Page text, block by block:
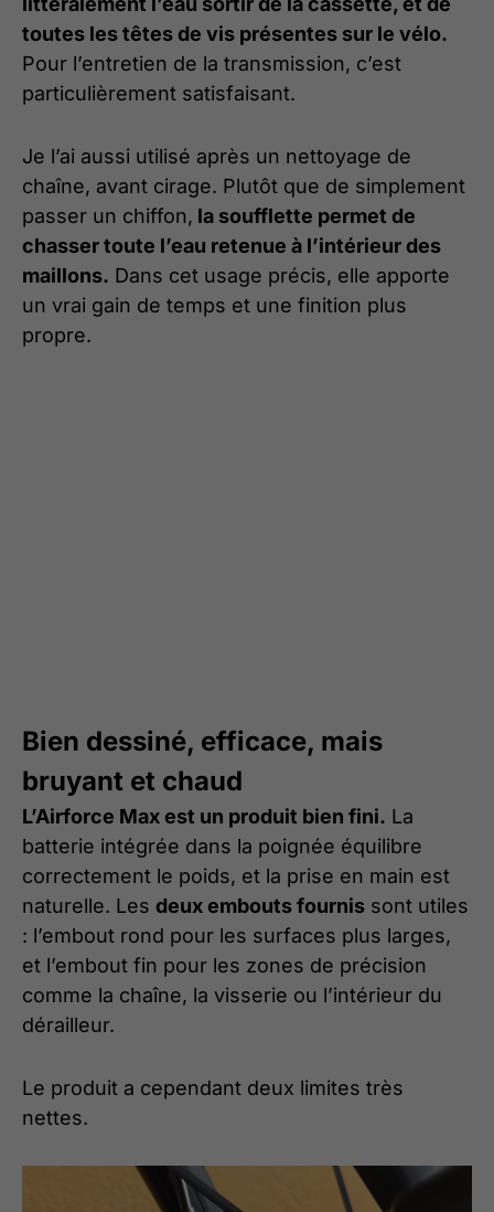
toutes les têtes de vis présentes sur le vélo.
Pour l’entretien de la transmission, c’est
particulièrement satisfaisant.
Je l’ai aussi utilisé après un nettoyage de
chaîne, avant cirage. Plutôt que de simplement
passer un chiffon, la soufflette permet de
chasser toute l’eau retenue à l’intérieur des
maillons. Dans cet usage précis, elle apporte
un vrai gain de temps et une finition plus
propre.
Bien dessiné, efficace, mais
bruyant et chaud
L’Airforce Max est un produit bien fini. La
batterie intégrée dans la poignée équilibre
correctement le poids, et la prise en main est
naturelle. Les deux embouts fournis sont utiles
: l’embout rond pour les surfaces plus larges,
et l’embout fin pour les zones de précision
comme la chaîne, la visserie ou l’intérieur du
dérailleur.
Le produit a cependant deux limites très
nettes.